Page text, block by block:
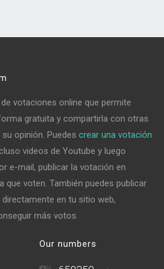
votaciones online que permite
gratuita y compartirla con otras
opinión. Puedescrear una votación
videos de Youtube y luego
e-mail, publicar la votación en
que voten. También puedes publicar
en tu sitio web,
más votos.
Our numbers